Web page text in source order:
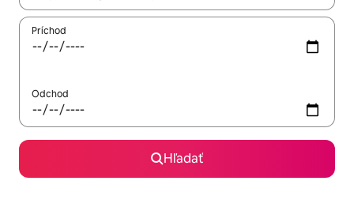
Príchod
Odchod
Hľadať